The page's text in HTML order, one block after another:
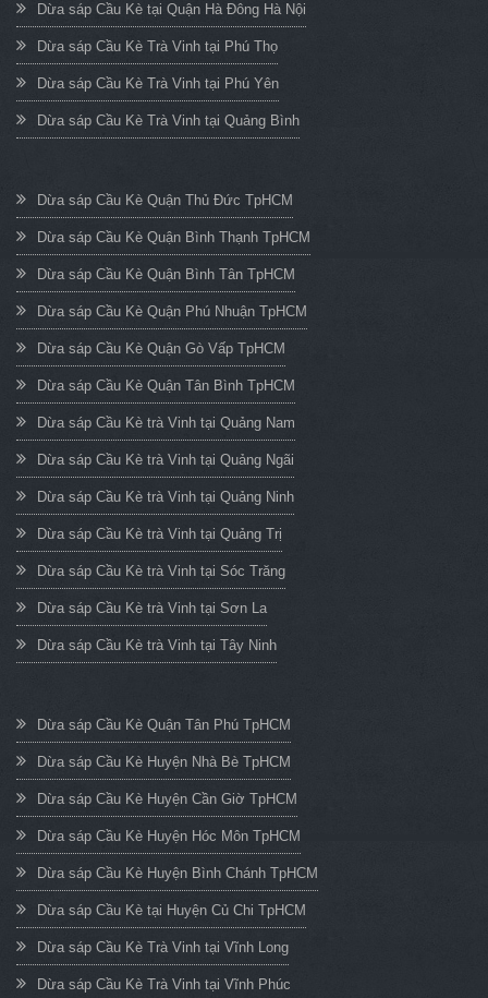
Dừa sáp Cầu Kè tại Quận Hà Đông Hà Nội
Dừa sáp Cầu Kè Trà Vinh tại Phú Thọ
Dừa sáp Cầu Kè Trà Vinh tại Phú Yên
Dừa sáp Cầu Kè Trà Vinh tại Quảng Bình
Dừa sáp Cầu Kè Quận Thủ Đức TpHCM
Dừa sáp Cầu Kè Quận Bình Thạnh TpHCM
Dừa sáp Cầu Kè Quận Bình Tân TpHCM
Dừa sáp Cầu Kè Quận Phú Nhuận TpHCM
Dừa sáp Cầu Kè Quận Gò Vấp TpHCM
Dừa sáp Cầu Kè Quận Tân Bình TpHCM
Dừa sáp Cầu Kè trà Vinh tại Quảng Nam
Dừa sáp Cầu Kè trà Vinh tại Quảng Ngãi
Dừa sáp Cầu Kè trà Vinh tại Quảng Ninh
Dừa sáp Cầu Kè trà Vinh tại Quảng Trị
Dừa sáp Cầu Kè trà Vinh tại Sóc Trăng
Dừa sáp Cầu Kè trà Vinh tại Sơn La
Dừa sáp Cầu Kè trà Vinh tại Tây Ninh
Dừa sáp Cầu Kè Quận Tân Phú TpHCM
Dừa sáp Cầu Kè Huyện Nhà Bè TpHCM
Dừa sáp Cầu Kè Huyện Cần Giờ TpHCM
Dừa sáp Cầu Kè Huyện Hóc Môn TpHCM
Dừa sáp Cầu Kè Huyện Bình Chánh TpHCM
Dừa sáp Cầu Kè tại Huyện Củ Chi TpHCM
Dừa sáp Cầu Kè Trà Vinh tại Vĩnh Long
Dừa sáp Cầu Kè Trà Vinh tại Vĩnh Phúc